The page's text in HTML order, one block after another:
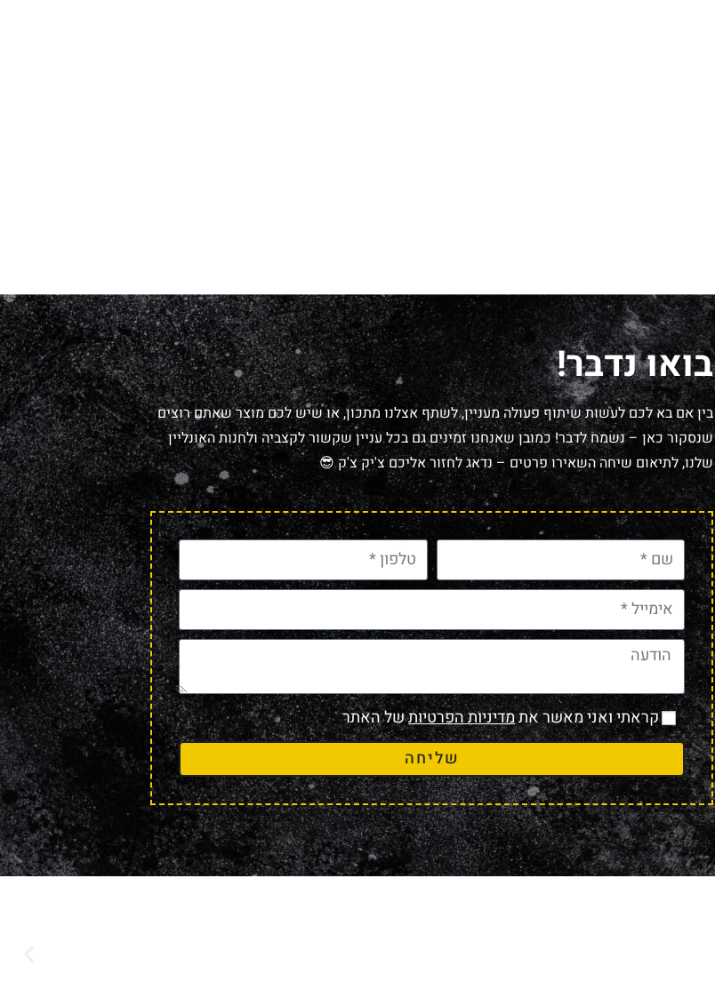
בואו נדבר!
בין אם בא לכם לעשות שיתוף פעולה מעניין, לשתף אצלנו מתכון, או שיש לכם מוצר שאתם רוצים
שנסקור כאן – נשמח לדבר! כמובן שאנחנו זמינים גם בכל עניין שקשור לקצביה ולחנות האונליין
שלנו, לתיאום שיחה השאירו פרטים – נדאג לחזור אליכם צ'יק צ'ק 😎
קראתי ואני מאשר אתמדיניות הפרטיותשל האתר
שליחה